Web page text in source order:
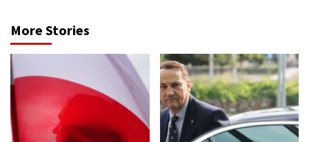
More Stories